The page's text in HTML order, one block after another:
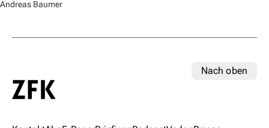
Andreas Baumer
Nach oben